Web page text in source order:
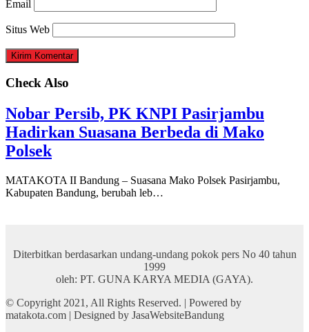
Email
Situs Web
Check Also
Nobar Persib, PK KNPI Pasirjambu
Hadirkan Suasana Berbeda di Mako
Polsek
MATAKOTA II Bandung – Suasana Mako Polsek Pasirjambu,
Kabupaten Bandung, berubah leb…
Diterbitkan berdasarkan undang-undang pokok pers No 40 tahun
1999
oleh: PT. GUNA KARYA MEDIA (GAYA).
© Copyright 2021, All Rights Reserved. | Powered by
matakota.com | Designed by JasaWebsiteBandung